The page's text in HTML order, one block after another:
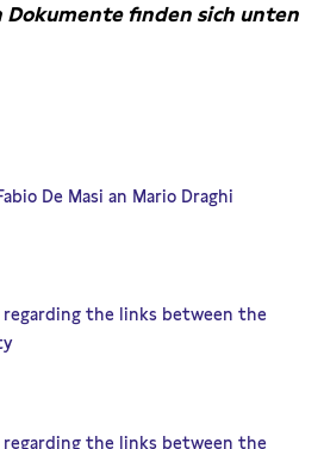
Dokumente finden sich unten
De Masi an Mario Draghi
regarding the links between the
regarding the links between the